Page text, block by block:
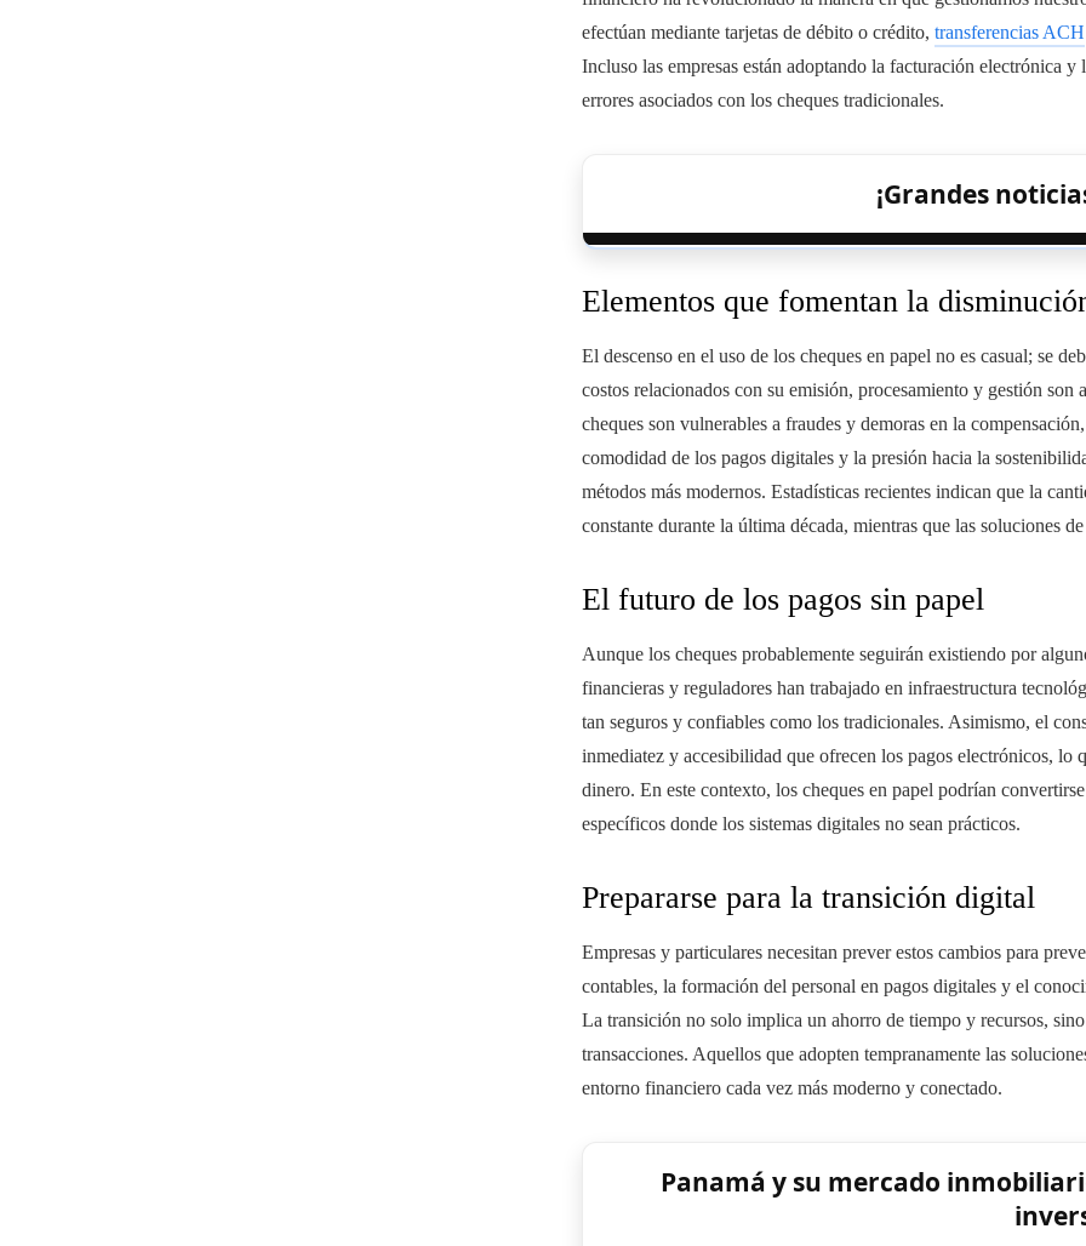
efectúan mediante tarjetas de débito o crédito, transferencias ACH
Incluso las empresas están adoptando la facturación electrónica
errores asociados con los cheques tradicionales.
¡Grandes
Elementos que fomentan la
El descenso en el uso de los cheques en papel no es casual; se
costos relacionados con su emisión, procesamiento y gestión son
cheques son vulnerables a fraudes y demoras en la
comodidad de los pagos digitales y la presión hacia la
métodos más modernos. Estadísticas recientes indican que la
constante durante la última década, mientras que las soluciones
El futuro de los pagos sin papel
Aunque los cheques probablemente seguirán existiendo por
financieras y reguladores han trabajado en infraestructura
tan seguros y confiables como los tradicionales. Asimismo, el
inmediatez y accesibilidad que ofrecen los pagos electrónicos, lo
dinero. En este contexto, los cheques en papel podrían
específicos donde los sistemas digitales no sean prácticos.
Prepararse para la transición digital
Empresas y particulares necesitan prever estos cambios para
contables, la formación del personal en pagos digitales y el
La transición no solo implica un ahorro de tiempo y recursos,
transacciones. Aquellos que adopten tempranamente las
entorno financiero cada vez más moderno y conectado.
Panamá y su mercado